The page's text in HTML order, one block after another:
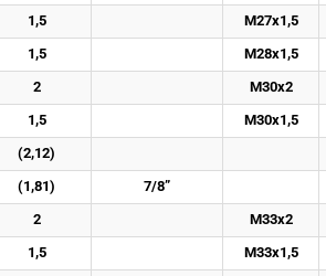
1,5
M27x1,5
1,5
M28x1,5
2
M30x2
1,5
M30x1,5
(2,12)
(1,81)
7/8”
2
M33x2
1,5
M33x1,5